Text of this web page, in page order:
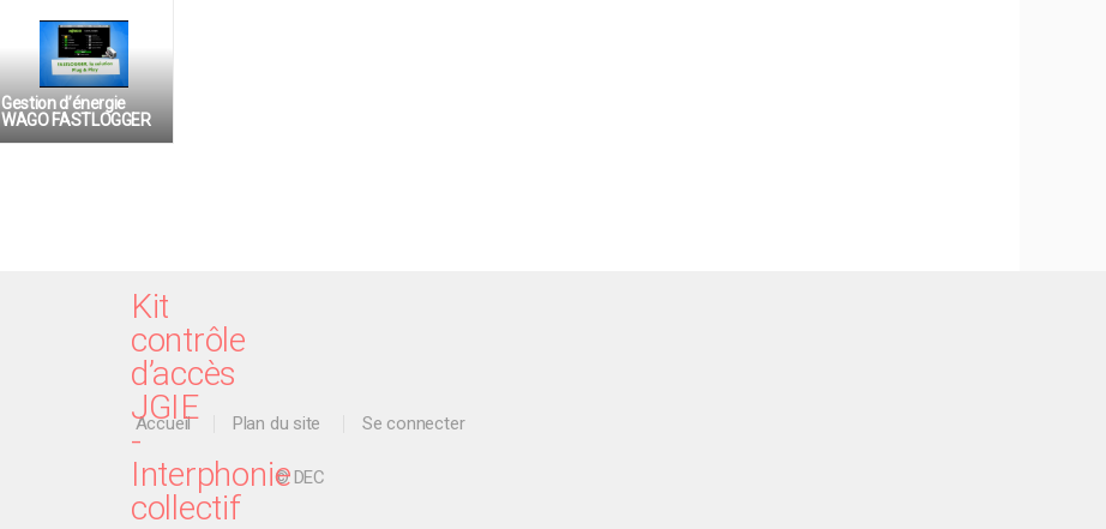
Kit
contrôle
d’accès
JGIE
-
Interphonie
collectif
Gestion d’énergie
WAGO FASTLOGGER
Accueil Plan du site Se connecter
© DEC